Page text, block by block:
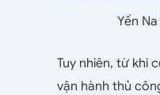
Yến
Tuy nhiên, từ khi
vận hành thủ